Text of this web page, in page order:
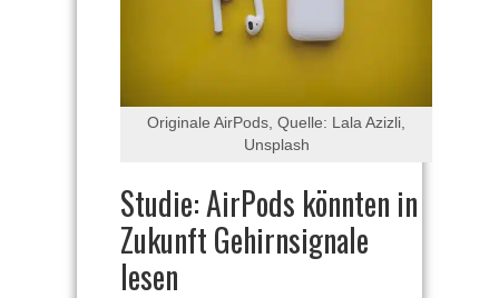
Originale AirPods, Quelle: Lala Azizli,
Unsplash
Studie: AirPods könnten in
Zukunft Gehirnsignale
lesen